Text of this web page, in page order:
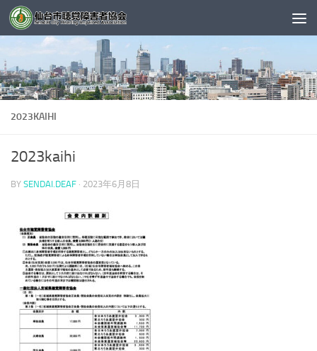
コンテンツへスキップ
2023KAIHI
2023kaihi
BY SENDAI.DEAF · 2023年6月8日